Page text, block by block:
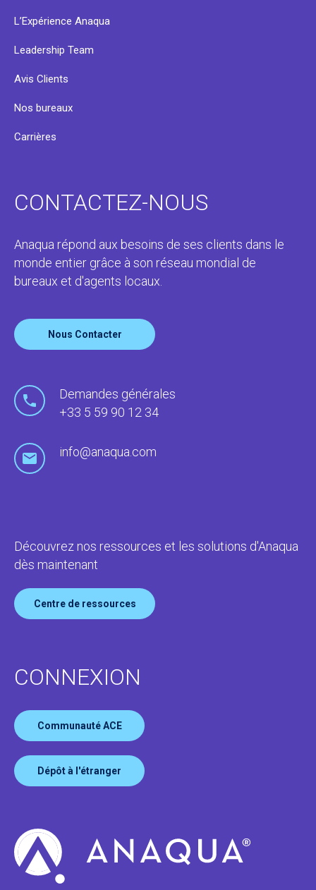
L’Expérience Anaqua
Leadership Team
Avis Clients
Nos bureaux
Carrières
CONTACTEZ-NOUS
Anaqua répond aux besoins de ses clients dans le
monde entier grâce à son réseau mondial de
bureaux et d'agents locaux.
Nous Contacter
Demandes générales
+33 5 59 90 12 34
info@anaqua.com
Découvrez nos ressources et les solutions d'Anaqua
dès maintenant
Centre de ressources
CONNEXION
Communauté ACE
Dépôt à l'étranger